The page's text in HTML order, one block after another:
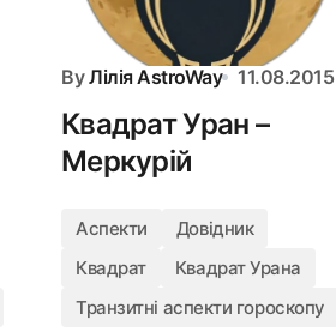
By Лілія AstroWay 11.08.2015
Квадрат Уран –
Меркурій
Аспекти
Довідник
Квадрат
Квадрат Урана
Транзитні аспекти гороскопу